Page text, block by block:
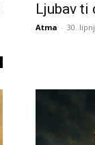
Ljubav ti
Atma - 30.